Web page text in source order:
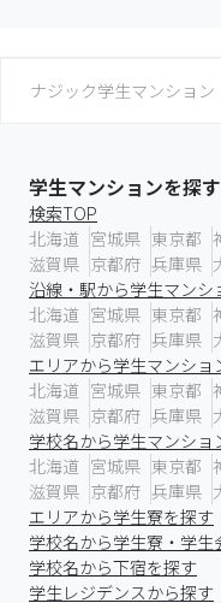
ナジック学生マンション
学生マンションを探す
検索TOP
北海道 宮城県 東京都
滋賀県 京都府 兵庫県
沿線・駅から学生マンシ
北海道 宮城県 東京都
滋賀県 京都府 兵庫県
エリアから学生マンショ
北海道 宮城県 東京都
滋賀県 京都府 兵庫県
学校名から学生マンショ
北海道 宮城県 東京都
滋賀県 京都府 兵庫県
エリアから学生寮を探す
学校名から学生寮・学生
学校名から下宿を探す
学生レジデンスから探す